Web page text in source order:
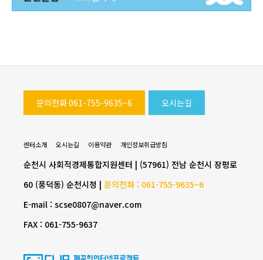
문의전화 061-755-9635~6 오시는길
센터소개 오시는길 이용약관 개인정보취급방침
순천시 사회적경제통합지원센터 | (57961) 전남 순천시 장평로
60 (풍덕동) 순천시청 | 문의전화 : 061-755-9635~6
E-mail : scse0807@naver.com
FAX : 061-755-9637